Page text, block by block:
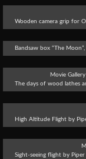
Wooden camera grip for
Bandsaw box “The
Movie Gallery
The days of wood lathes
High Altitude Flight by
Sight-seeing flight by